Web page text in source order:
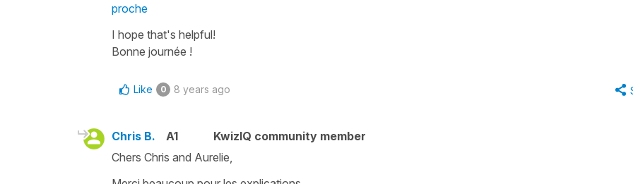
proche
I hope that's helpful!
Bonne journée !
Like 0 8 years ago
Chris B. A1
KwizIQ community member
Chers Chris and Aurelie,